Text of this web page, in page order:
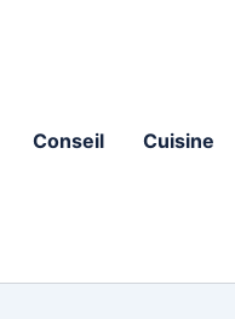
Conseil Cuisine